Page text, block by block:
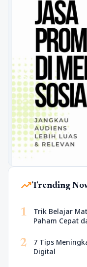
trending_upTrending
1
Trik Belajar
Paham Cepat
2
7 Tips
Digital